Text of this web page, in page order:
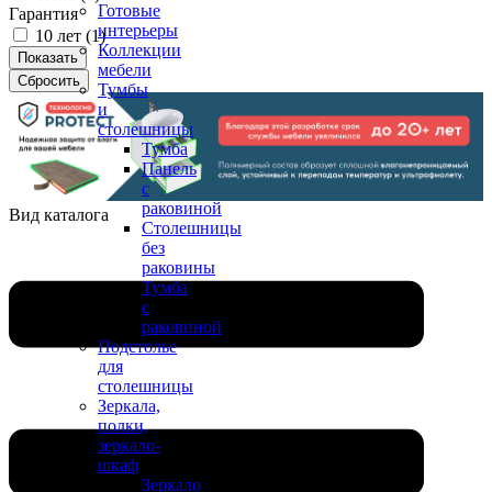
Готовые
интерьеры
Коллекции
мебели
Тумбы
и
столешницы
Тумба
Панель
с
раковиной
Столешницы
без
раковины
Тумба
с
раковиной
Подстолье
для
столешницы
Зеркала,
полки,
зеркало-
шкаф
Зеркало
Гарантия
10 лет (1)
Вид каталога